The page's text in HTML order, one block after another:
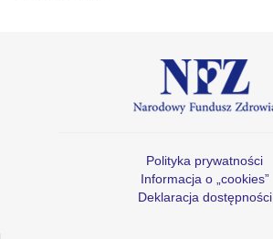
Polityka prywatności
Informacja o „cookies”
Deklaracja dostępności